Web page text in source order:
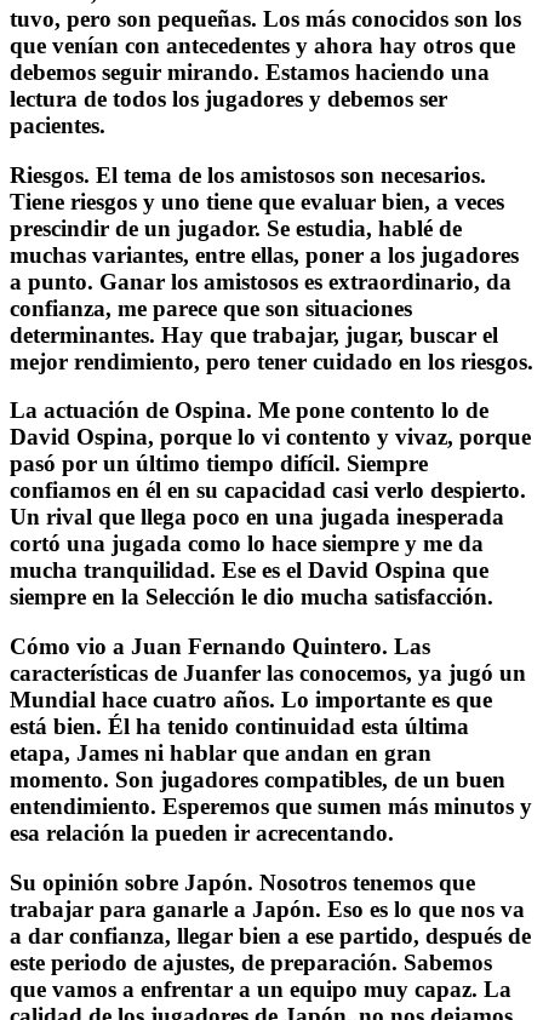
tuvo, pero son pequeñas. Los más conocidos son los
que venían con antecedentes y ahora hay otros que
debemos seguir mirando. Estamos haciendo una
lectura de todos los jugadores y debemos ser
pacientes.
Riesgos. El tema de los amistosos son necesarios.
Tiene riesgos y uno tiene que evaluar bien, a veces
prescindir de un jugador. Se estudia, hablé de
muchas variantes, entre ellas, poner a los jugadores
a punto. Ganar los amistosos es extraordinario, da
confianza, me parece que son situaciones
determinantes. Hay que trabajar, jugar, buscar el
mejor rendimiento, pero tener cuidado en los riesgos.
La actuación de Ospina. Me pone contento lo de
David Ospina, porque lo vi contento y vivaz, porque
pasó por un último tiempo difícil. Siempre
confiamos en él en su capacidad casi verlo despierto.
Un rival que llega poco en una jugada inesperada
cortó una jugada como lo hace siempre y me da
mucha tranquilidad. Ese es el David Ospina que
siempre en la Selección le dio mucha satisfacción.
Cómo vio a Juan Fernando Quintero. Las
características de Juanfer las conocemos, ya jugó un
Mundial hace cuatro años. Lo importante es que
está bien. Él ha tenido continuidad esta última
etapa, James ni hablar que andan en gran
momento. Son jugadores compatibles, de un buen
entendimiento. Esperemos que sumen más minutos y
esa relación la pueden ir acrecentando.
Su opinión sobre Japón. Nosotros tenemos que
trabajar para ganarle a Japón. Eso es lo que nos va
a dar confianza, llegar bien a ese partido, después de
este periodo de ajustes, de preparación. Sabemos
que vamos a enfrentar a un equipo muy capaz. La